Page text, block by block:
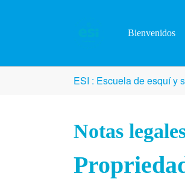
Bienvenidos
ESI : Escuela de esquí y
Notas